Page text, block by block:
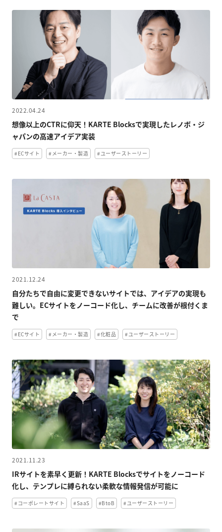
2022.04.24
想像以上のCTRに仰天！KARTE Blocksで実現したレノボ・ジ
ャパンの高速アイデア実装
#ECサイト #メーカー・製造 #ユーザーストーリー
2021.12.24
自分たちで自由に変更できないサイトでは、アイデアの実現も
難しい。ECサイトをノーコード化し、チームに改善が根付くま
で
#ECサイト #メーカー・製造 #化粧品 #ユーザーストーリー
2021.11.23
IRサイトを素早く更新！KARTE Blocksでサイトをノーコード
化し、テンプレに縛られない柔軟な情報発信が可能に
#コーポレートサイト #SaaS #BtoB #ユーザーストーリー